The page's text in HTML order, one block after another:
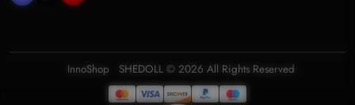
InnoShop SHEDOLL© 2026 All Rights Reserved